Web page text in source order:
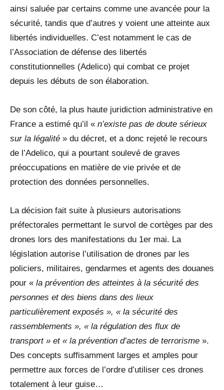
ainsi saluée par certains comme une avancée pour la
sécurité, tandis que d’autres y voient une atteinte aux
libertés individuelles. C’est notamment le cas de
l’Association de défense des libertés
constitutionnelles (Adelico) qui combat ce projet
depuis les débuts de son élaboration.
De son côté, la plus haute juridiction administrative en
France a estimé qu’il « n’existe pas de doute sérieux
sur la légalité » du décret, et a donc rejeté le recours
de l’Adelico, qui a pourtant soulevé de graves
préoccupations en matière de vie privée et de
protection des données personnelles.
La décision fait suite à plusieurs autorisations
préfectorales permettant le survol de cortèges par des
drones lors des manifestations du 1er mai. La
législation autorise l’utilisation de drones par les
policiers, militaires, gendarmes et agents des douanes
pour « la prévention des atteintes à la sécurité des
personnes et des biens dans des lieux
particulièrement exposés », « la sécurité des
rassemblements », « la régulation des flux de
transport » et « la prévention d’actes de terrorisme ».
Des concepts suffisamment larges et amples pour
permettre aux forces de l’ordre d’utiliser ces drones
totalement à leur guise…